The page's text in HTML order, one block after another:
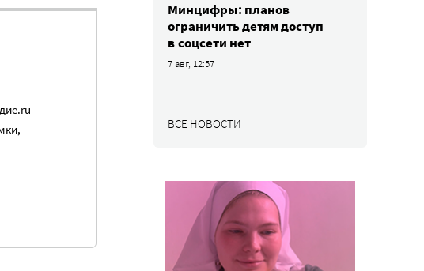
Минцифры: планов
ограничить детям доступ
в соцсети нет
7 авг, 12:57
ВСЕ НОВОСТИ